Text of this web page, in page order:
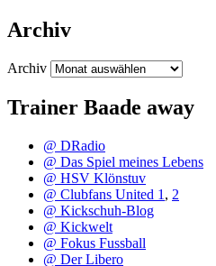
Archiv
Archiv
Trainer Baade away
@ DRadio
@ Das Spiel meines Lebens
@ HSV Klönstuv
@ Clubfans United 1 , 2
@ Kickschuh-Blog
@ Kickwelt
@ Fokus Fussball
@ Der Libero